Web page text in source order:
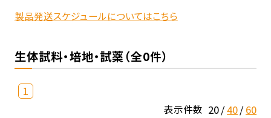
製品発送スケジュールについてはこちら
生体試料・培地・試薬（全0件）
1
表示件数 20 40 60